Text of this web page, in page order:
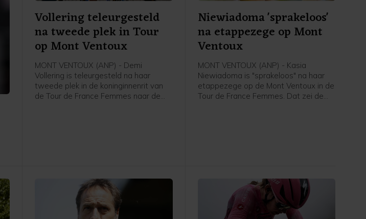
Vollering teleurgesteld
na tweede plek in Tour
op Mont Ventoux
MONT VENTOUX (ANP) - Demi
Vollering is teleurgesteld na haar
tweede plek in de koninginnenrit van
de Tour de France Femmes naar de
Niewiadoma 'sprakeloos'
na etappezege op Mont
Ventoux
MONT VENTOUX (ANP) - Kasia
Niewiadoma is "sprakeloos" na haar
etappezege op de Mont Ventoux in de
Tour de France Femmes. Dat zei de